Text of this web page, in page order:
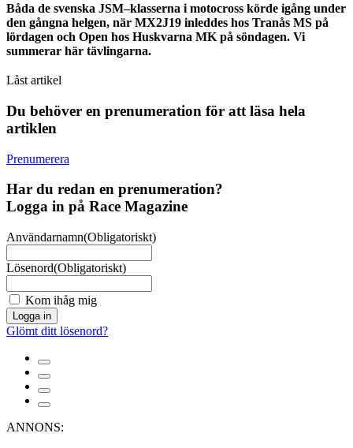
Båda de svenska JSM–klasserna i motocross körde igång under
den gångna helgen, när MX2J19 inleddes hos Tranås MS på
lördagen och Open hos Huskvarna MK på söndagen. Vi
summerar här tävlingarna.
Låst artikel
Du behöver en prenumeration för att läsa hela
artiklen
Prenumerera
Har du redan en prenumeration?
Logga in på Race Magazine
Användarnamn(Obligatoriskt)
Lösenord(Obligatoriskt)
Kom ihåg mig
Logga in
Glömt ditt lösenord?
ANNONS: